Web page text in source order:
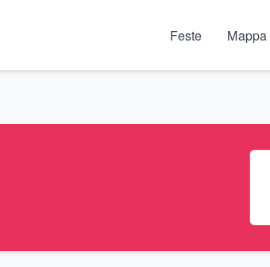
Feste Mappa